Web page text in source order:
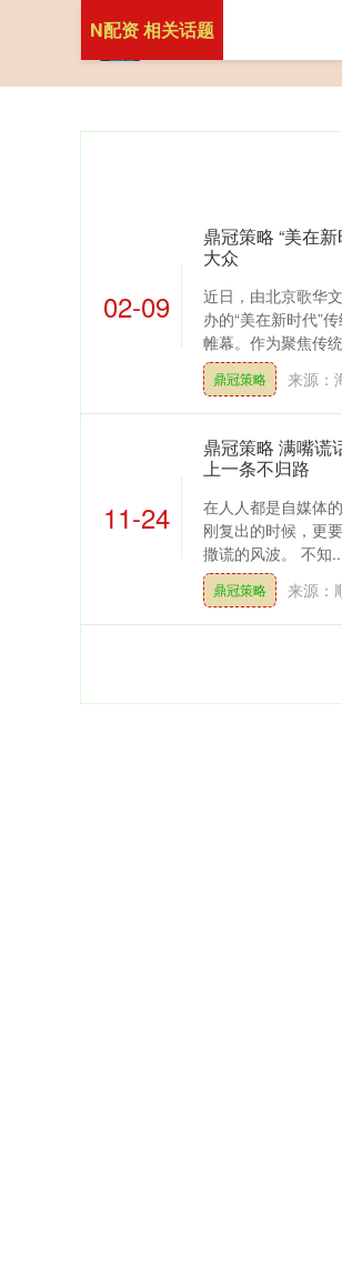
N配资 相关话题
02-09
鼎冠策略 “美在
大众
近日，由北京歌华
办的“美在新时代”
帷幕。作为聚焦传
鼎冠策略 来源：
11-24
鼎冠策略 满嘴谎
上一条不归路
在人人都是自媒体
刚复出的时候，更
撒谎的风波。 不知
鼎冠策略 来源：